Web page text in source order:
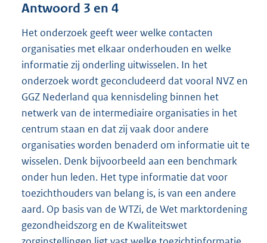
Antwoord 3 en 4
Het onderzoek geeft weer welke contacten
organisaties met elkaar onderhouden en welke
informatie zij onderling uitwisselen. In het
onderzoek wordt geconcludeerd dat vooral NVZ en
GGZ Nederland qua kennisdeling binnen het
netwerk van de intermediaire organisaties in het
centrum staan en dat zij vaak door andere
organisaties worden benaderd om informatie uit te
wisselen. Denk bijvoorbeeld aan een benchmark
onder hun leden. Het type informatie dat voor
toezichthouders van belang is, is van een andere
aard. Op basis van de WTZi, de Wet marktordening
gezondheidszorg en de Kwaliteitswet